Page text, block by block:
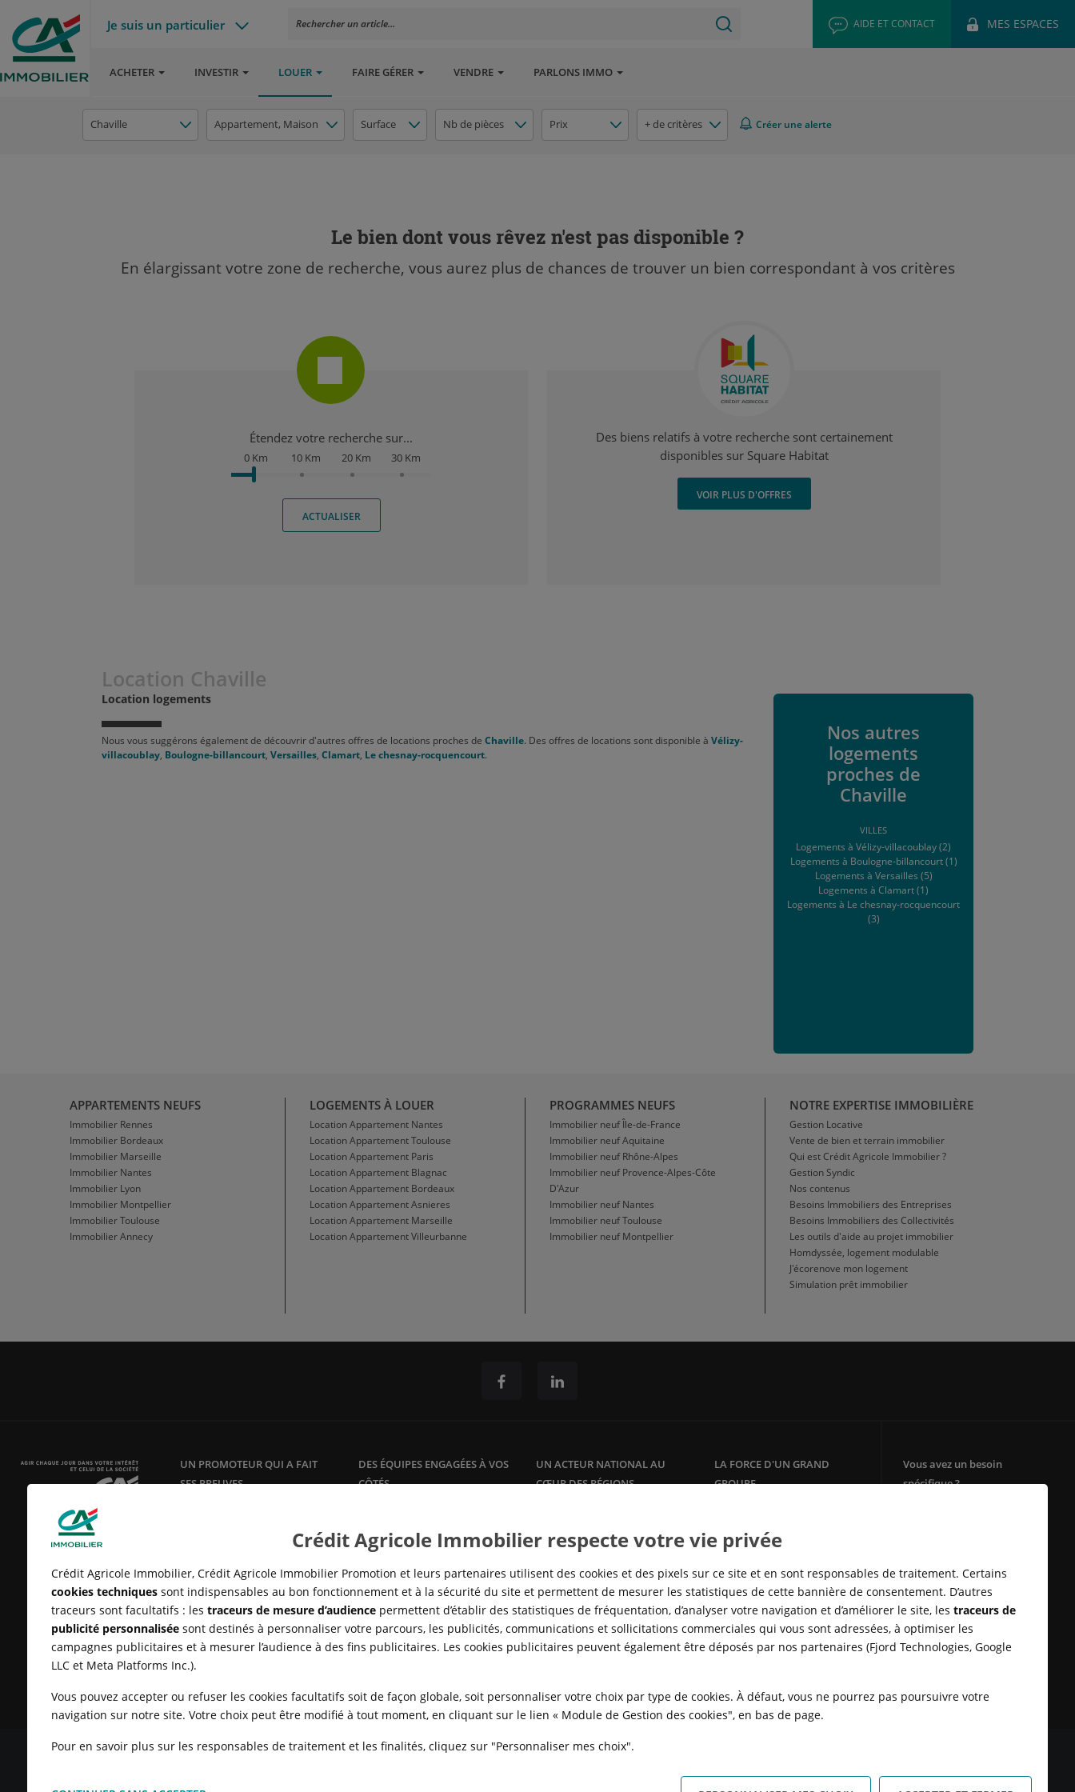
Je suis un particulier Rechercher un article... AIDE ET CONTACT MES ESPACES
ACHETER INVESTIR LOUER FAIRE GÉRER VENDRE PARLONS IMMO
Chaville Appartement, Maison Surface Nb de pièces Prix + de critères Créer une alerte
Le bien dont vous rêvez n'est pas disponible ?
En élargissant votre zone de recherche, vous aurez plus de chances de trouver un bien correspondant à vos critères
Étendez votre recherche sur...
0 Km 10 Km 20 Km 30 Km
ACTUALISER
Des biens relatifs à votre recherche sont certainement
disponibles sur Square Habitat
VOIR PLUS D'OFFRES
Location Chaville
Location logements
Nous vous suggérons également de découvrir d'autres offres de locations proches de Chaville. Des offres de locations sont disponible à Vélizy-
villacoublay, Boulogne-billancourt, Versailles, Clamart, Le chesnay-rocquencourt.
Nos autres
logements
proches de
Chaville
VILLES
Logements à Vélizy-villacoublay (2)
Logements à Boulogne-billancourt (1)
Logements à Versailles (5)
Logements à Clamart (1)
Logements à Le chesnay-rocquencourt
(3)
APPARTEMENTS NEUFS
Immobilier Rennes
Immobilier Bordeaux
Immobilier Marseille
Immobilier Nantes
Immobilier Lyon
Immobilier Montpellier
Immobilier Toulouse
Immobilier Annecy
LOGEMENTS À LOUER
Location Appartement Nantes
Location Appartement Toulouse
Location Appartement Paris
Location Appartement Blagnac
Location Appartement Bordeaux
Location Appartement Asnieres
Location Appartement Marseille
Location Appartement Villeurbanne
PROGRAMMES NEUFS
Immobilier neuf Île-de-France
Immobilier neuf Aquitaine
Immobilier neuf Rhône-Alpes
Immobilier neuf Provence-Alpes-Côte
D'Azur
Immobilier neuf Nantes
Immobilier neuf Toulouse
Immobilier neuf Montpellier
NOTRE EXPERTISE IMMOBILIÈRE
Gestion Locative
Vente de bien et terrain immobilier
Qui est Crédit Agricole Immobilier ?
Gestion Syndic
Nos contenus
Besoins Immobiliers des Entreprises
Besoins Immobiliers des Collectivités
Les outils d'aide au projet immobilier
Homdyssée, logement modulable
J'écorenove mon logement
Simulation prêt immobilier
UN PROMOTEUR QUI A FAIT
SES PREUVES
vente de logements neufsdepuis
DES ÉQUIPES ENGAGÉES À VOS
CÔTÉS
ses clients propriétaires avec des
offres et services sur mesure :
gestion
locative, syndic de
copropriété,…
UN ACTEUR NATIONAL AU
CŒUR DES RÉGIONS
agglomérations, en adéquation
avec la réalité des marchés locaux
pour répondre à tous les besoins
en logement, de partout en
France.
LA FORCE D'UN GRAND
GROUPE
bénéficie de la solidité et de
l'ancrage territorial d'un des
leaders de la
banque
de proximité
en Europe.
Vous avez un besoin
spécifique ?
E-immobilier
Crédit Sofinco
Square Habitat : Location
logement
MENTIONS LÉGALES CONDITIONS GÉNÉRALES D'UTILISATION POLITIQUE DE CONFIDENTIALITÉ
MODULE DE GESTION DES COOKIES HONORAIRES TRANSACTION
HONORAIRES LOCATION
Crédit Agricole Immobilier respecte votre vie privée
Crédit Agricole Immobilier, Crédit Agricole Immobilier Promotion et leurs partenaires utilisent des cookies et des pixels sur ce site et en sont responsables de traitement. Certains
cookies techniquessont indispensables au bon fonctionnement et à la sécurité du site et permettent de mesurer les statistiques de cette bannière de consentement. D’autres
traceurs sont facultatifs : les traceurs de mesure d’audiencepermettent d’établir des statistiques de fréquentation, d’analyser votre navigation et d’améliorer le site, les traceurs de
publicité personnaliséesont destinés à personnaliser votre parcours, les publicités, communications et sollicitations commerciales qui vous sont adressées, à optimiser les
campagnes publicitaires et à mesurer l’audience à des fins publicitaires. Les cookies publicitaires peuvent également être déposés par nos partenaires (Fjord Technologies, Google
LLC et Meta Platforms Inc.).
Vous pouvez accepter ou refuser les cookies facultatifs soit de façon globale, soit personnaliser votre choix par type de cookies. À défaut, vous ne pourrez pas poursuivre votre
navigation sur notre site. Votre choix peut être modifié à tout moment, en cliquant sur le lien « Module de Gestion des cookies", en bas de page.
Pour en savoir plus sur les responsables de traitement et les finalités, cliquez sur "Personnaliser mes choix".